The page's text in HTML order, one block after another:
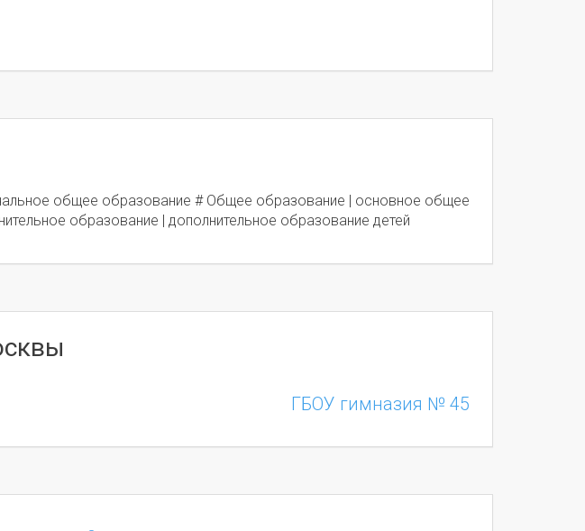
общее образование # Общее образование | основное общее
образование | дополнительное образование детей
ГБОУ гимназия № 45